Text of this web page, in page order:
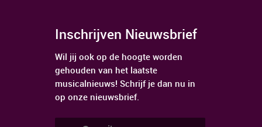
Inschrijven Nieuwsbrief
Wil jij ook op de hoogte worden
gehouden van het laatste
musicalnieuws! Schrijf je dan nu in
op onze nieuwsbrief.